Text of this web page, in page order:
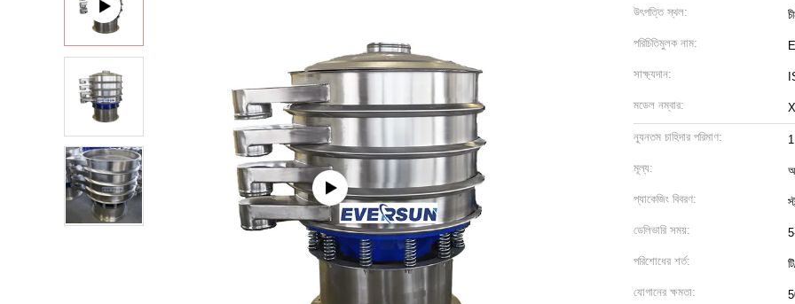
উৎপত্তি স্থল:
পরিচিতিমুলক নাম:
সাক্ষ্যদান:
মডেল নম্বার:
ন্যূনতম চাহিদার পরিমাণ:
মূল্য:
প্যাকেজিং বিবরণ:
ডেলিভারি সময়:
পরিশোধের শর্ত:
যোগানের ক্ষমতা: